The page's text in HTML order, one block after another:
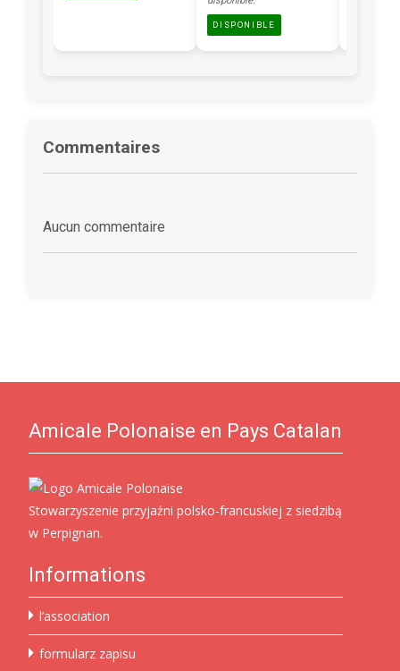
DISPONIBLE
Commentaires
Aucun commentaire
Amicale Polonaise en Pays Catalan
Stowarzyszenie przyjaźni polsko-francuskiej z siedzibą
w Perpignan.
Informations
l’association
formularz zapisu